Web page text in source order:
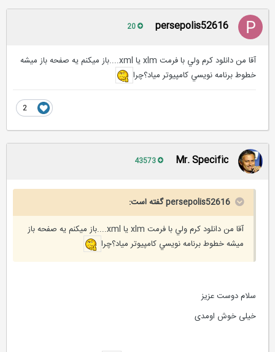
persepolis52616
آقا من دانلود كرم ولي با فرمت xlm يا xml....باز ميكنم يه صفحه باز ميشه
خطوط برنامه نويسي كامپيوتر مياد؟چرا
Mr. Specific
persepolis52616 گفته است:
آقا من دانلود كرم ولي با فرمت xlm يا xml....باز ميكنم يه صفحه باز
ميشه خطوط برنامه نويسي كامپيوتر مياد؟چرا
سلام دوست عزیز
خیلی خوش اومدی